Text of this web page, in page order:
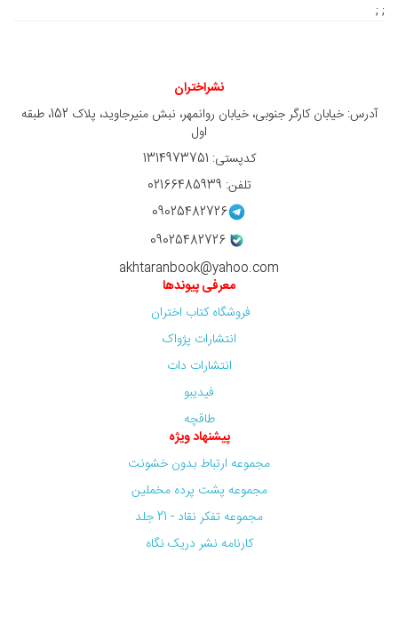
; ;
نشراختران
آدرس: خیابان کارگر جنوبی، خیابان روانمهر، نبش منیرجاوید، پلاک 152، طبقه
اول
کدپستی: 1314973751
تلفن: 02166485939
09025482726
09025482726
akhtaranbook@yahoo.com
معرفی پیوندها
فروشگاه کتاب اختران
انتشارات پژواک
انتشارات دات
فیدیبو
طاقچه
پیشنهاد ویژه
مجموعه ارتباط بدون خشونت
مجموعه پشت پرده مخملین
مجموعه تفکر نقاد - 21 جلد
کارنامه نشر دریک نگاه